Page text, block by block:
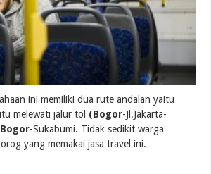
ini memiliki dua rute andalan yaitu
melewati jalur tol (Bogor-Jl.Jakarta-
Bogor-Sukabumi. Tidak sedikit warga
yang memakai jasa travel ini.